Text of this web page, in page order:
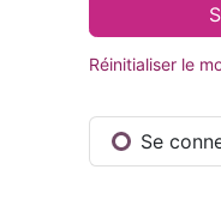
Réinitialiser le
Se